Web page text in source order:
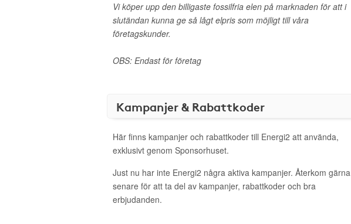
Vi köper upp den billigaste fossilfria elen på marknaden för att i
slutändan kunna ge så lågt elpris som möjligt till våra
företagskunder.
OBS: Endast för företag
Kampanjer & Rabattkoder
Här finns kampanjer och rabattkoder till Energi2 att använda,
exklusivt genom Sponsorhuset.
Just nu har inte Energi2 några aktiva kampanjer. Återkom gärna
senare för att ta del av kampanjer, rabattkoder och bra
erbjudanden.